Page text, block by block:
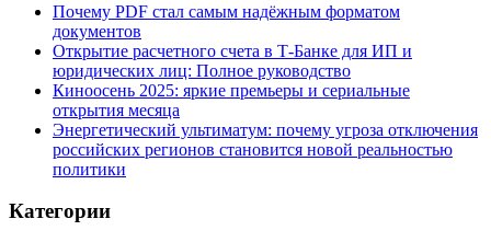
Почему PDF стал самым надёжным форматом
документов
Открытие расчетного счета в Т-Банке для ИП и
юридических лиц: Полное руководство
Киноосень 2025: яркие премьеры и сериальные
открытия месяца
Энергетический ультиматум: почему угроза отключения
российских регионов становится новой реальностью
политики
Категории